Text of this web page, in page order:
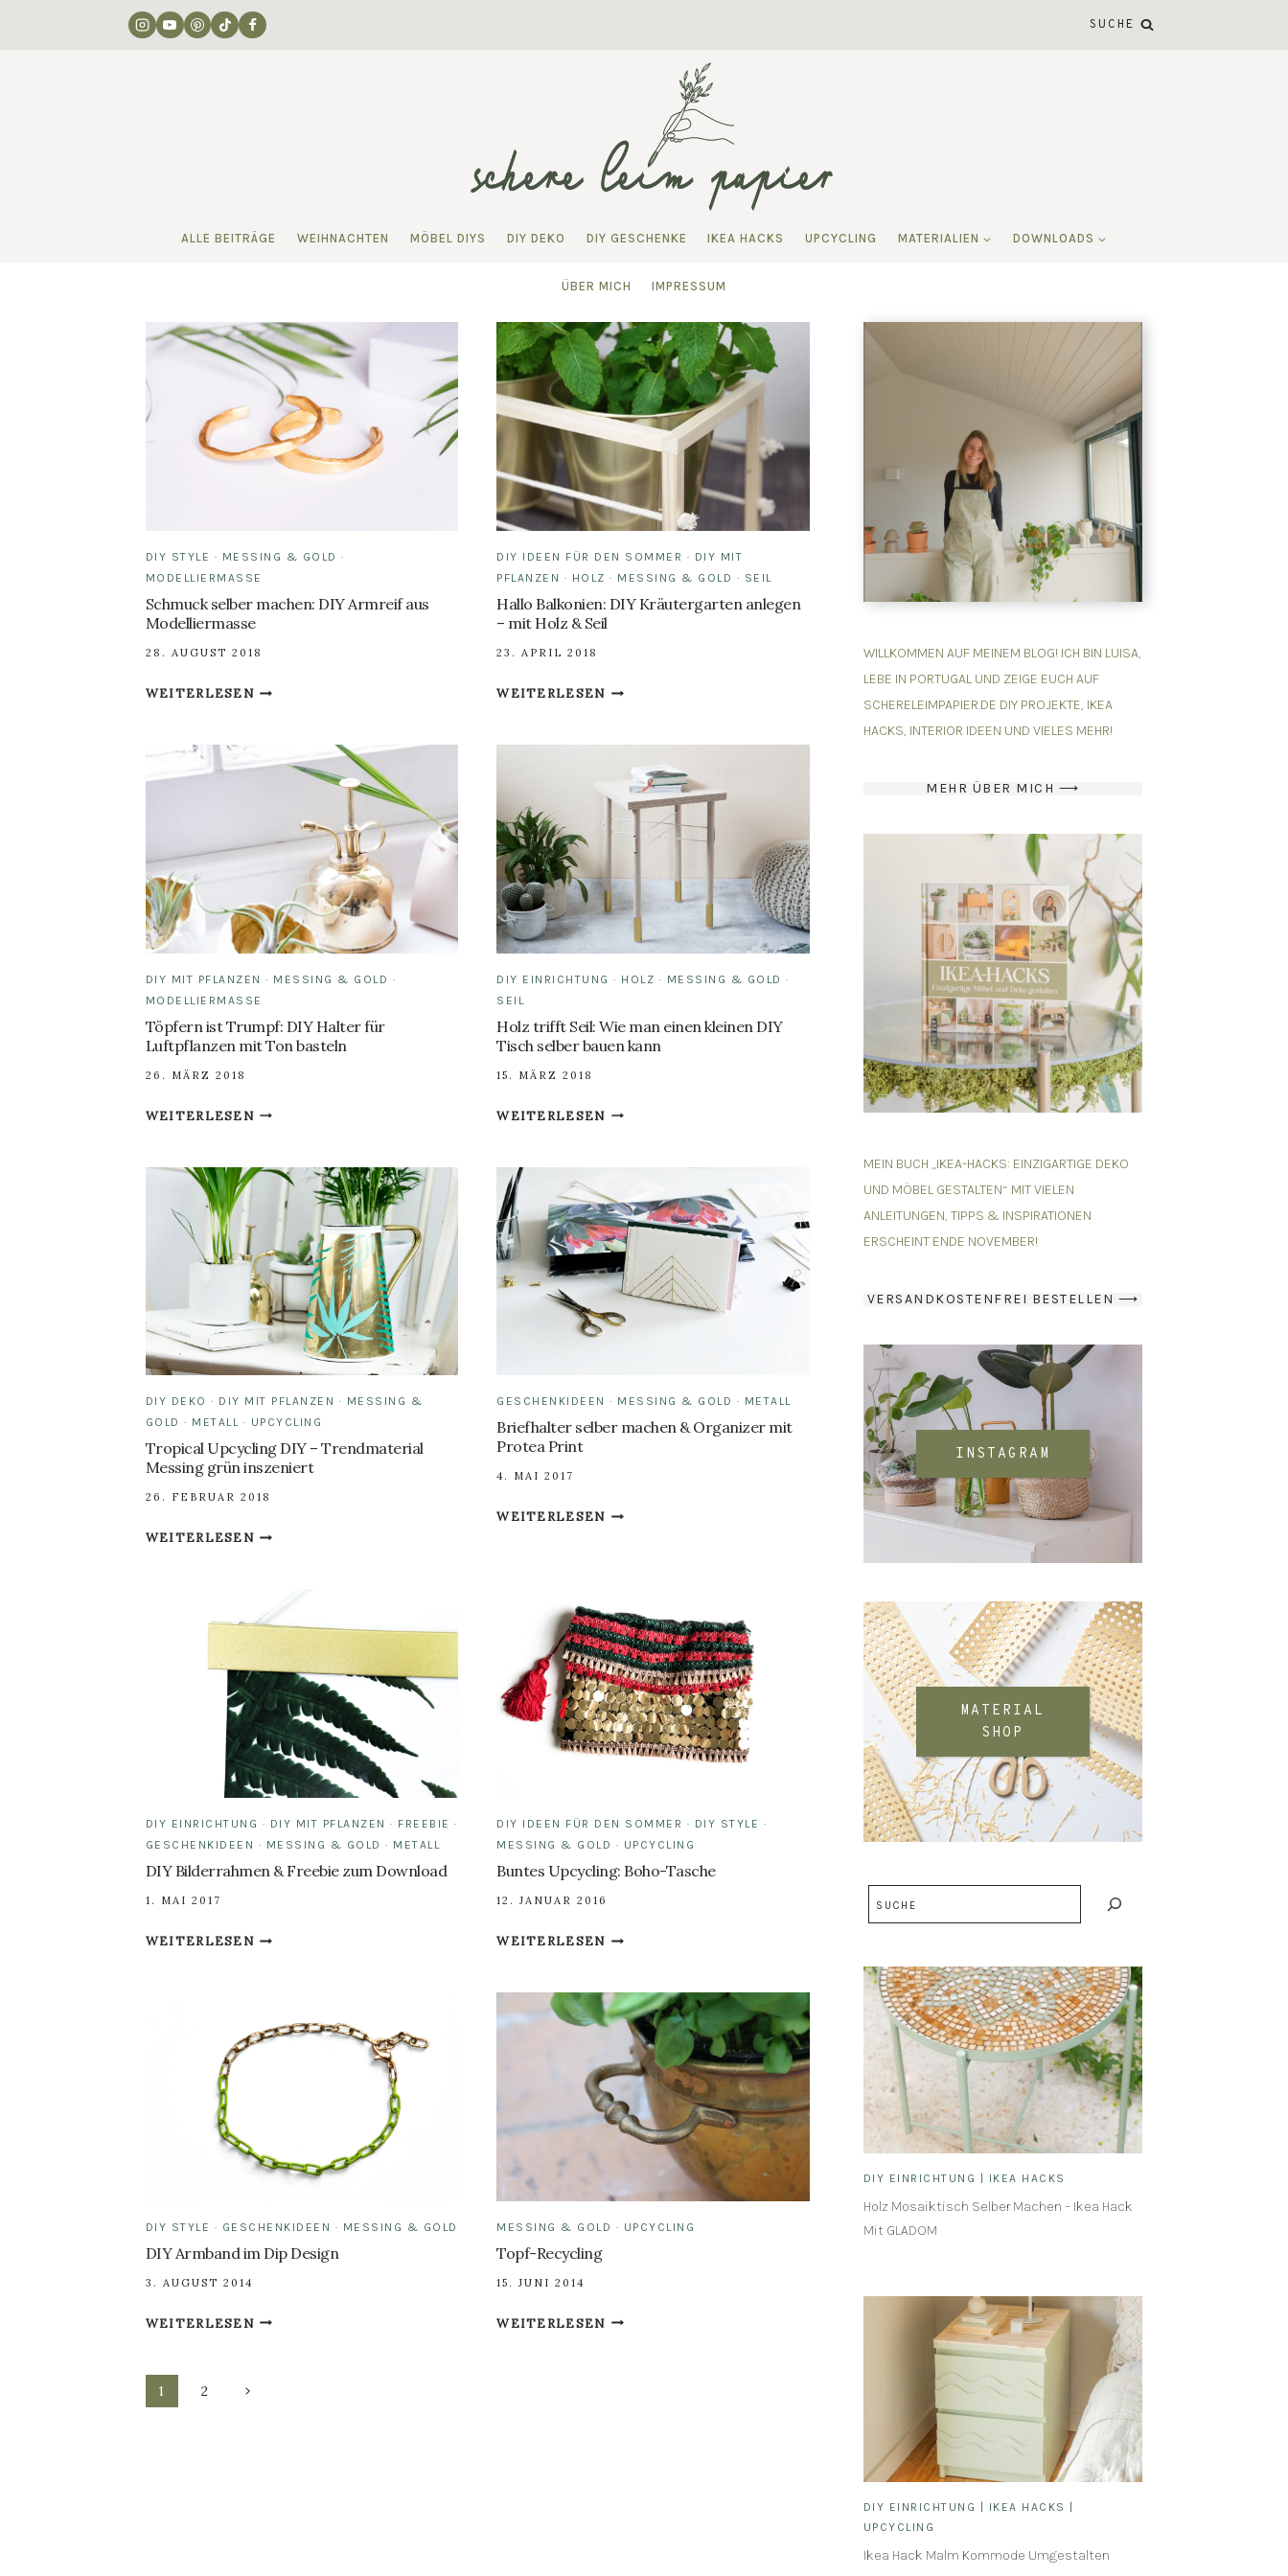
SUCHE
ALLE BEITRÄGE WEIHNACHTEN MÖBEL DIYS DIY DEKO DIY GESCHENKE IKEA HACKS UPCYCLING MATERIALIEN DOWNLOADS
ÜBER MICH IMPRESSUM
DIY STYLE · MESSING & GOLD ·
MODELLIERMASSE
Schmuck selber machen: DIY Armreif aus
Modelliermasse
28. AUGUST 2018
WEITERLESENSCHMUCK
ARMREIF
MODELLIERMASSE
DIY IDEEN FÜR DEN SOMMER · DIY MIT
PFLANZEN · HOLZ · MESSING & GOLD · SEIL
Hallo Balkonien: DIY Kräutergarten anlegen
– mit Holz & Seil
23. APRIL 2018
WEITERLESENHALLO
ANLEGEN
–
MIT
HOLZ
&
SEIL
DIY MIT PFLANZEN · MESSING & GOLD ·
MODELLIERMASSE
Töpfern ist Trumpf: DIY Halter für
Luftpflanzen mit Ton basteln
26. MÄRZ 2018
WEITERLESENTÖPFERN
DIY
HALTER
FÜR
LUFTPFLANZEN
MIT
TON
BASTELN
DIY EINRICHTUNG · HOLZ · MESSING & GOLD ·
SEIL
Holz trifft Seil: Wie man einen kleinen DIY
Tisch selber bauen kann
15. MÄRZ 2018
WEITERLESENHOLZ
MAN
EINEN
KLEINEN
DIY
TISCH
SELBER
DIY DEKO · DIY MIT PFLANZEN · MESSING &
GOLD · METALL · UPCYCLING
Tropical Upcycling DIY – Trendmaterial
Messing grün inszeniert
26. FEBRUAR 2018
WEITERLESENTROPICAL
TRENDMATERIAL
GRÜN
INSZENIERT
GESCHENKIDEEN · MESSING & GOLD · METALL
Briefhalter selber machen & Organizer mit
Protea Print
4. MAI 2017
WEITERLESENBRIEFHALTER
MIT
PROTEA
PRINT
DIY EINRICHTUNG · DIY MIT PFLANZEN · FREEBIE ·
GESCHENKIDEEN · MESSING & GOLD · METALL
DIY Bilderrahmen & Freebie zum Download
1. MAI 2017
WEITERLESENDIY
ZUM
DOWNLOAD
DIY IDEEN FÜR DEN SOMMER · DIY STYLE ·
MESSING & GOLD · UPCYCLING
Buntes Upcycling: Boho-Tasche
12. JANUAR 2016
WEITERLESENBUNTES
TASCHE
DIY STYLE · GESCHENKIDEEN · MESSING & GOLD
DIY Armband im Dip Design
3. AUGUST 2014
WEITERLESENDIY
MESSING & GOLD · UPCYCLING
Topf-Recycling
15. JUNI 2014
WEITERLESENTOPF-
Seitennavigation
1 2
Nächste
WILLKOMMEN AUF MEINEM BLOG! ICH BIN LUISA,
LEBE IN PORTUGAL UND ZEIGE EUCH AUF
SCHERELEIMPAPIER.DE DIY PROJEKTE, IKEA
HACKS, INTERIOR IDEEN UND VIELES MEHR!
MEHR ÜBER MICH ⟶
MEIN BUCH „IKEA-HACKS: EINZIGARTIGE DEKO
UND MÖBEL GESTALTEN“ MIT VIELEN
ANLEITUNGEN, TIPPS & INSPIRATIONEN
ERSCHEINT ENDE NOVEMBER!
VERSANDKOSTENFREI BESTELLEN ⟶
INSTAGRAM
MATERIAL
SHOP
DIY EINRICHTUNG | IKEA HACKS
Holz Mosaiktisch Selber Machen – Ikea Hack
Mit GLADOM
DIY EINRICHTUNG | IKEA HACKS |
UPCYCLING
Ikea Hack Malm Kommode Umgestalten